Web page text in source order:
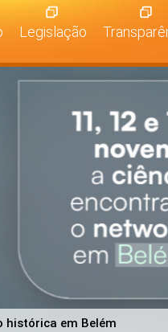
Legislação
histórica em Belém